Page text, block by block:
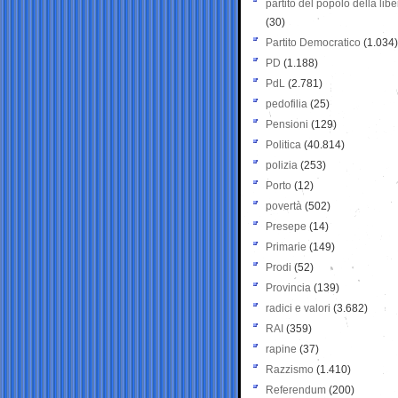
partito del popolo della
(30)
Partito Democratico (1.034)
PD (1.188)
PdL (2.781)
pedofilia (25)
Pensioni (129)
Politica (40.814)
polizia (253)
Porto (12)
povertà (502)
Presepe (14)
Primarie (149)
Prodi (52)
Provincia (139)
radici e valori (3.682)
RAI (359)
rapine (37)
Razzismo (1.410)
Referendum (200)